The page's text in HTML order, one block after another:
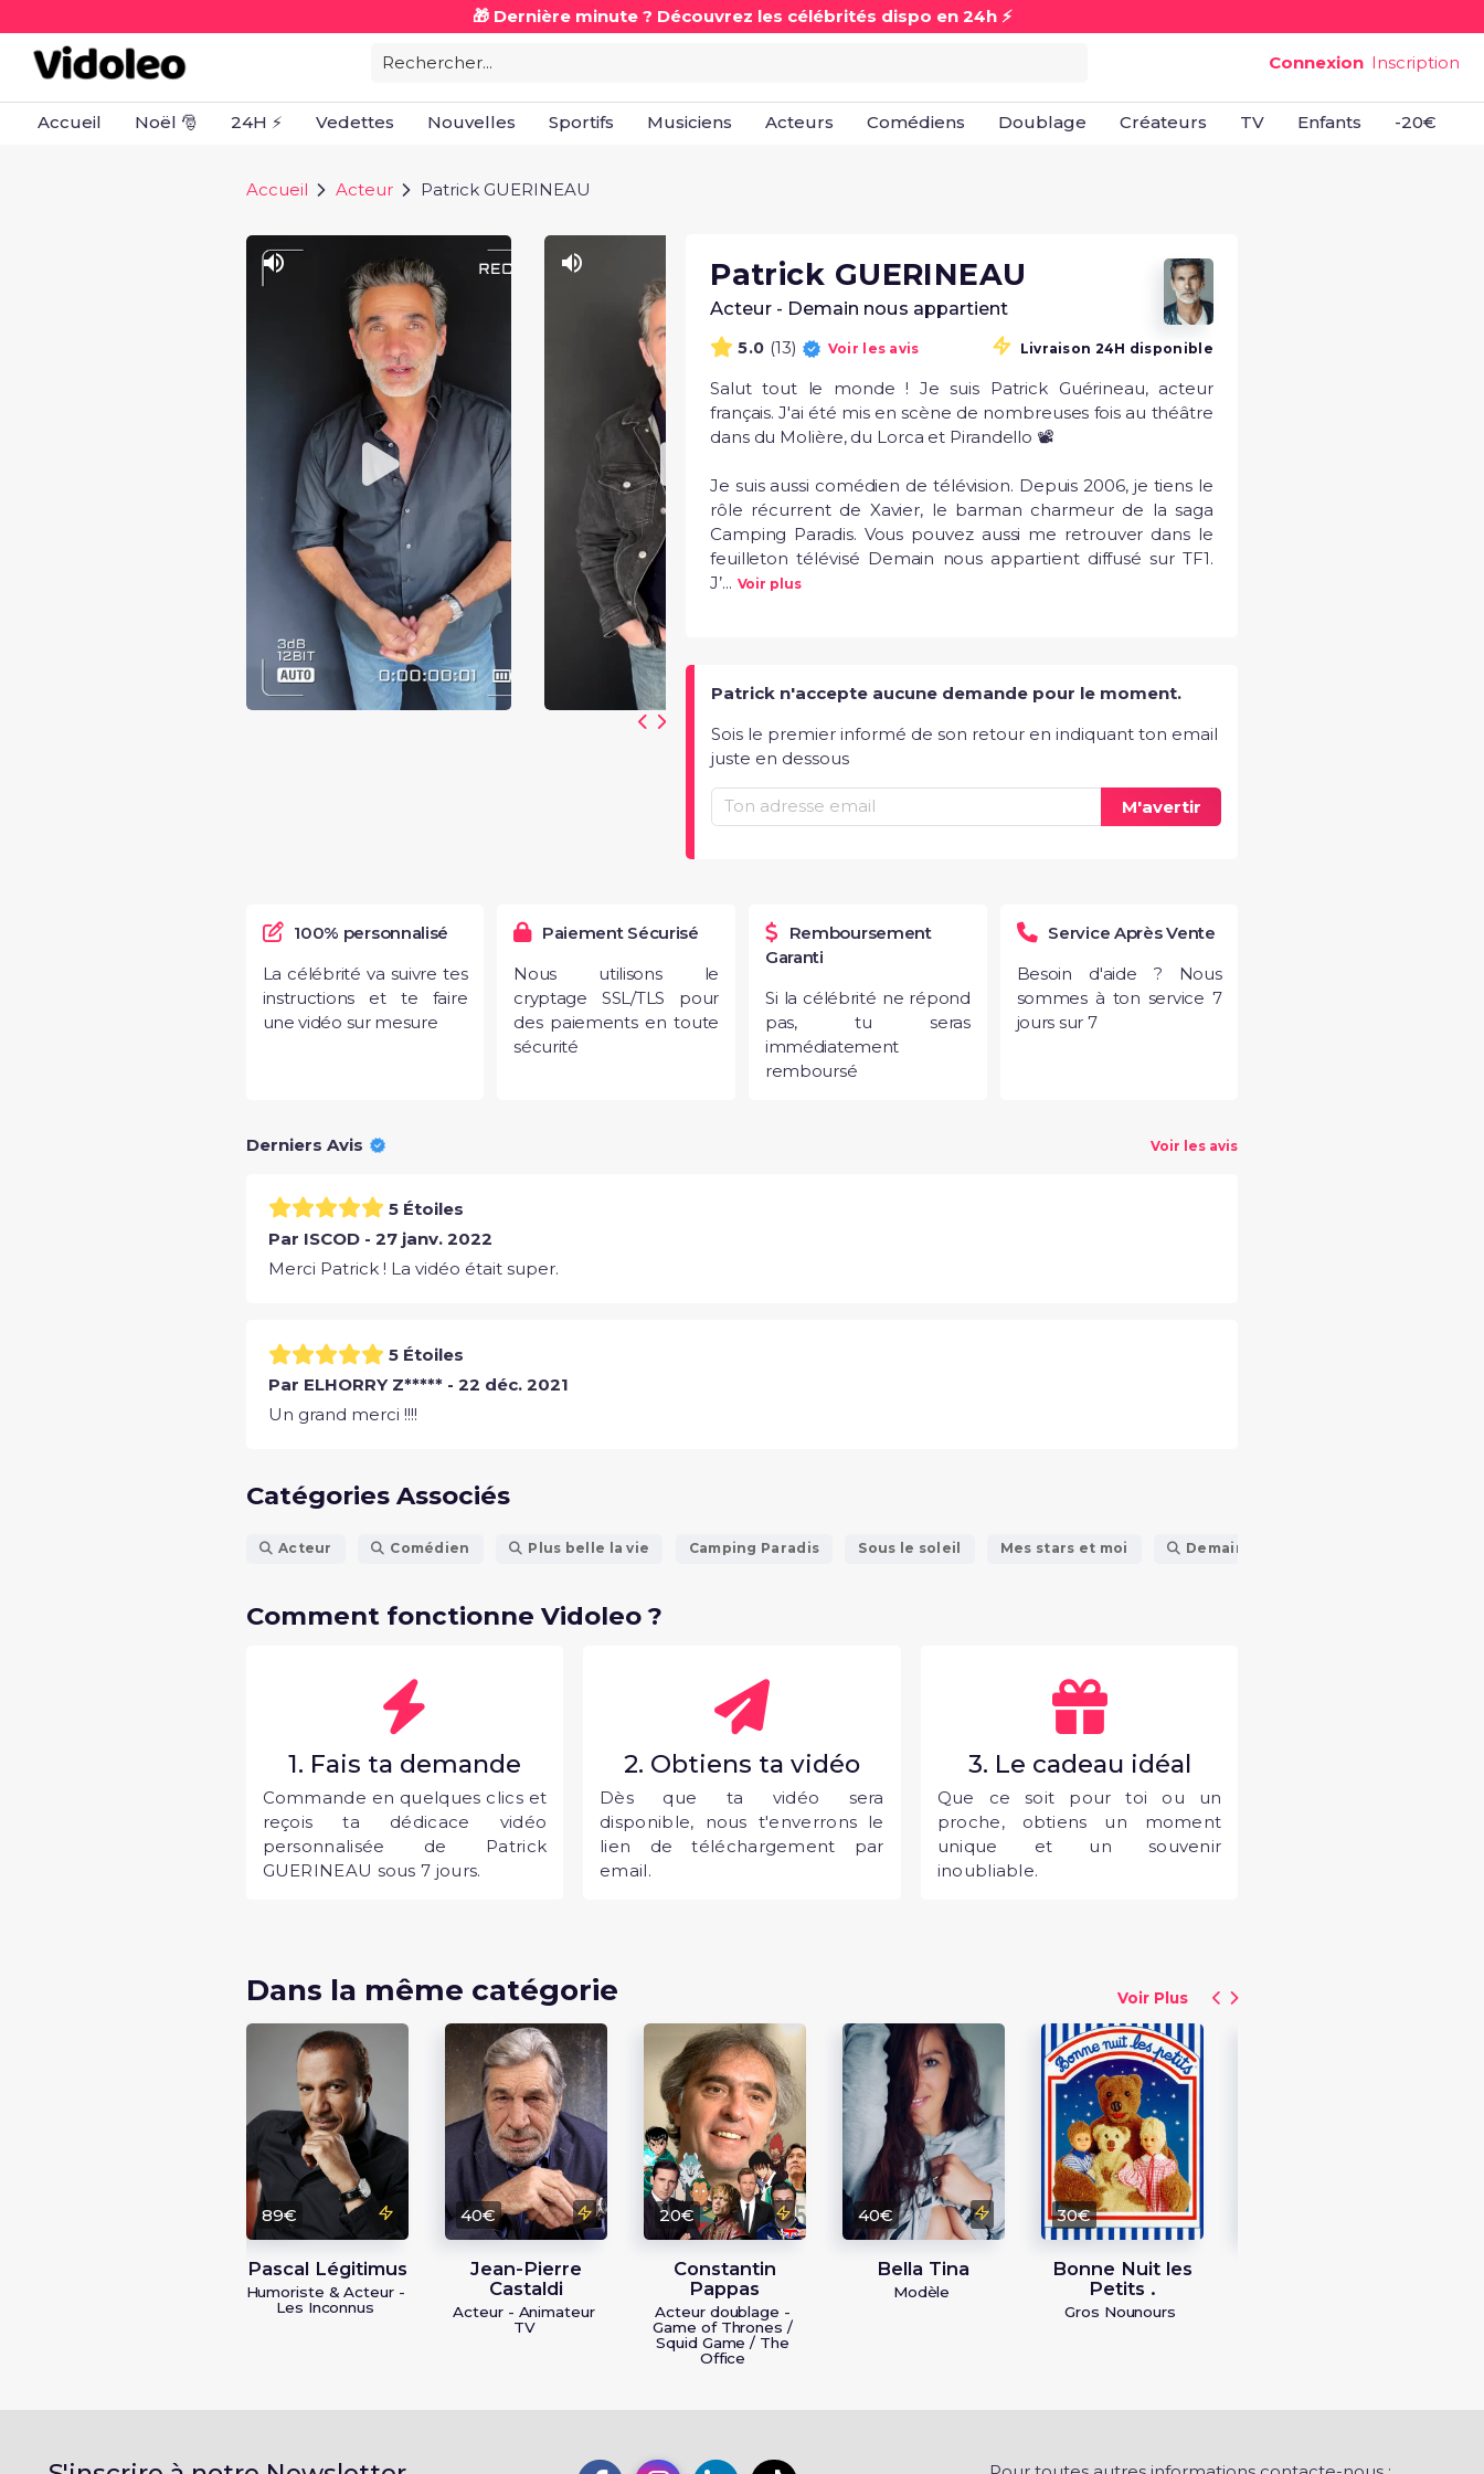
🎁 Dernière minute ? Découvrez les célébrités dispo en 24h ⚡
Rechercher... Connexion Inscription
Accueil Noël 🎅 24H ⚡ Vedettes Nouvelles Sportifs Musiciens Acteurs Comédiens Doublage Créateurs TV Enfants -20€
Accueil Acteur Patrick GUERINEAU
Patrick GUERINEAU
Acteur - Demain nous appartient
5.0 (13) Voir les avis Livraison 24H disponible
Salut tout le monde ! Je suis Patrick Guérineau, acteur
français. J'ai été mis en scène de nombreuses fois au théâtre
dans du Molière, du Lorca et Pirandello 📽
Je suis aussi comédien de télévision. Depuis 2006, je tiens le
rôle récurrent de Xavier, le barman charmeur de la saga
Camping Paradis. Vous pouvez aussi me retrouver dans le
feuilleton télévisé Demain nous appartient diffusé sur TF1.
J’... Voir plus
Patrick n'accepte aucune demande pour le moment.
Sois le premier informé de son retour en indiquant ton email
juste en dessous
M'avertir
100% personnalisé
La célébrité va suivre tes
instructions et te faire
une vidéo sur mesure
Paiement Sécurisé
Nous utilisons le
cryptage SSL/TLS pour
des paiements en toute
sécurité
Remboursement
Garanti
Si la célébrité ne répond
pas, tu seras
immédiatement
remboursé
Service Après Vente
Besoin d'aide ? Nous
sommes à ton service 7
jours sur 7
Derniers Avis Voir les avis
5 Étoiles
Par ISCOD - 27 janv. 2022
Merci Patrick ! La vidéo était super.
5 Étoiles
Par ELHORRY Z***** - 22 déc. 2021
Un grand merci !!!!
Catégories Associés
Acteur Comédien Plus belle la vie Camping Paradis Sous le soleil Mes stars et moi Demain nous appartient
Comment fonctionne Vidoleo ?
1. Fais ta demande
Commande en quelques clics et
reçois ta dédicace vidéo
personnalisée de Patrick
GUERINEAU sous 7 jours.
2. Obtiens ta vidéo
Dès que ta vidéo sera
disponible, nous t'enverrons le
lien de téléchargement par
email.
3. Le cadeau idéal
Que ce soit pour toi ou un
proche, obtiens un moment
unique et un souvenir
inoubliable.
Dans la même catégorie Voir Plus
89€
Pascal Légitimus
Humoriste & Acteur -
Les Inconnus
40€
Jean-Pierre
Castaldi
Acteur - Animateur
TV
20€
Constantin
Pappas
Acteur doublage -
Game of Thrones /
Squid Game / The
Office
40€
Bella Tina
Modèle
30€
Bonne Nuit les
Petits .
Gros Nounours